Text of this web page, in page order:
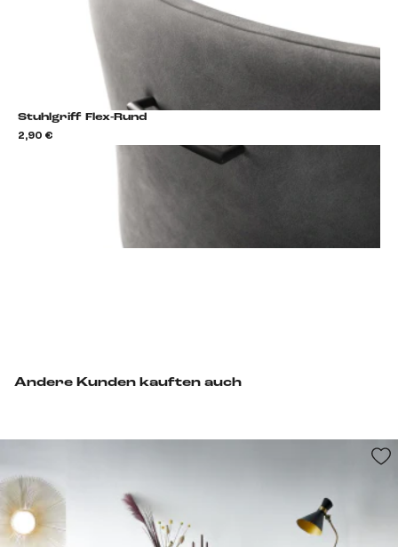
Stuhlgriff Flex-Rund
2,90 €
Stuhlgriff hinzufügen
Andere Kunden kauften auch